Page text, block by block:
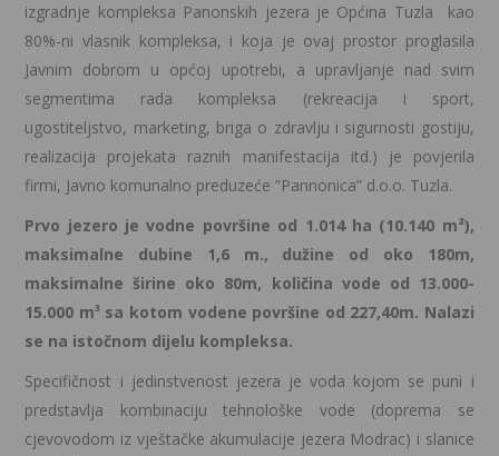
izgradnje kompleksa Panonskih jezera je Općina Tuzla kao
80%-ni vlasnik kompleksa, i koja je ovaj prostor proglasila
Javnim dobrom u općoj upotrebi, a upravljanje nad svim
segmentima rada kompleksa (rekreacija i sport,
ugostiteljstvo, marketing, briga o zdravlju i sigurnosti gostiju,
realizacija projekata raznih manifestacija itd.) je povjerila
firmi, Javno komunalno preduzeće ”Pannonica” d.o.o. Tuzla.
Prvo jezero je vodne površine od 1.014 ha (10.140 m²),
maksimalne dubine 1,6 m., dužine od oko 180m,
maksimalne širine oko 80m, količina vode od 13.000-
15.000 m³ sa kotom vodene površine od 227,40m. Nalazi
se na istočnom dijelu kompleksa.
Specifičnost i jedinstvenost jezera je voda kojom se puni i
predstavlja kombinaciju tehnološke vode (doprema se
cjevovodom iz vještačke akumulacije jezera Modrac) i slanice